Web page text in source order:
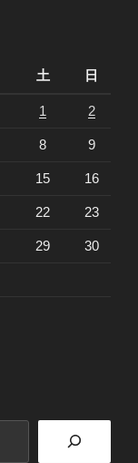
土 日
1 2
8 9
15 16
22 23
29 30